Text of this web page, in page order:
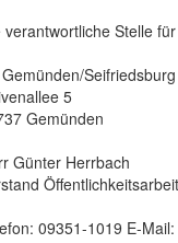
verantwortliche Stelle
Seifriedsburg
5
Gemünden
Günter Herrbach
Öffentlichkeitsarbeit
09351-1019 E-Mail: